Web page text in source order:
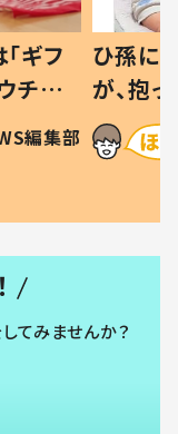
ギフ
チ給
は #令
編集部
ひ孫に
が、抱
に「涙
方ない」
てみませんか？